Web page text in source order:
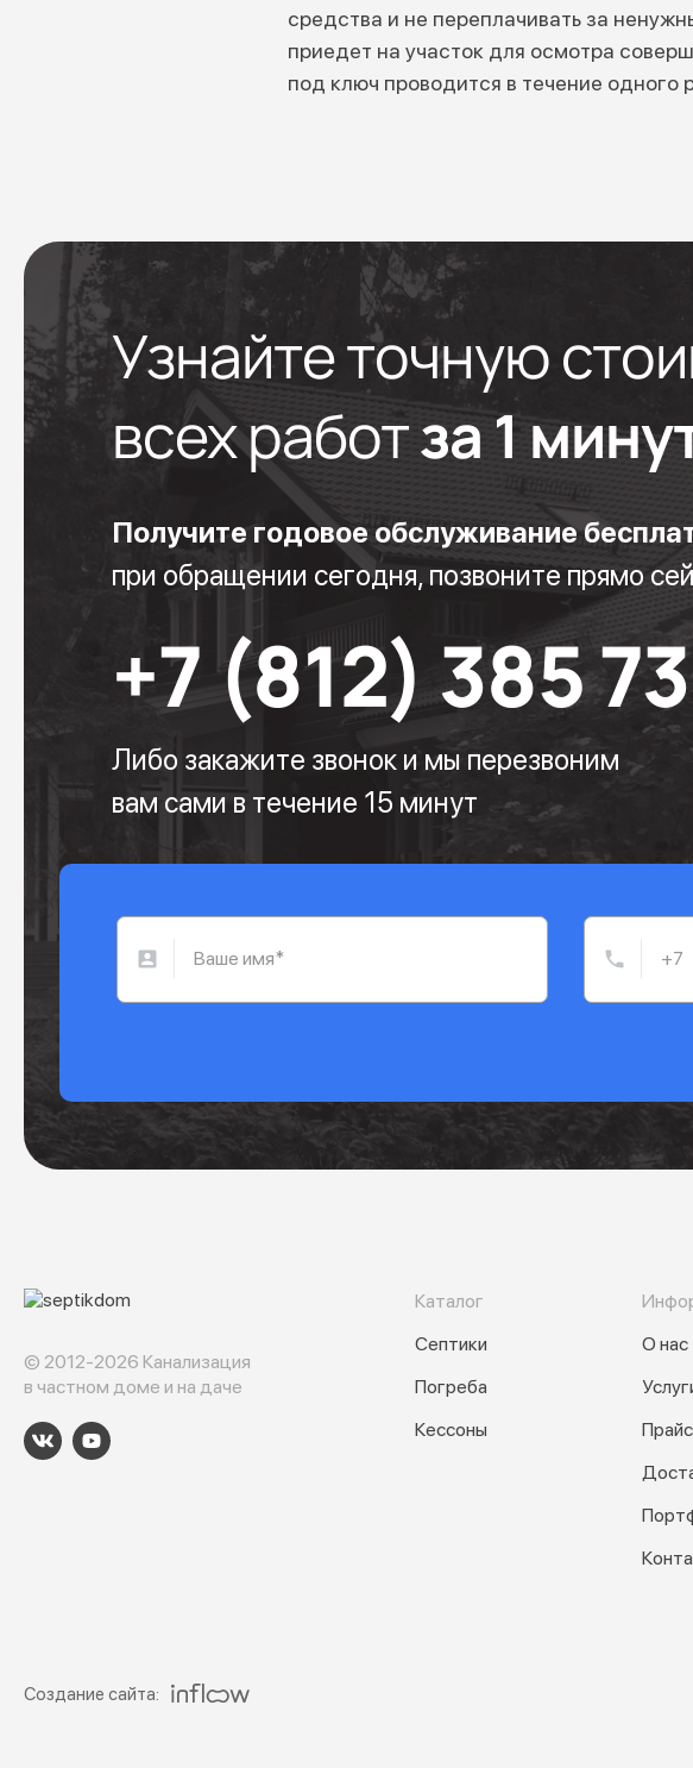
средства и не переплачивать за
приедет на участок для осмотра
под ключ проводится в течение одного
Узнайте точную
всех работза 1
Получите годовое обслуживание
при обращении сегодня, позвоните прямо
+7 (812) 385
Либо закажите звонок и мы перезвоним
вам сами в течение 15 минут
© 2012-2026 Канализация
в частном доме и на даче
Каталог
Септики
Погреба
Кессоны
О нас
Создание сайта: